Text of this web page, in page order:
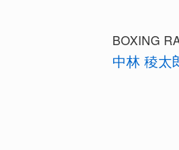
BOXING
中林 稜太